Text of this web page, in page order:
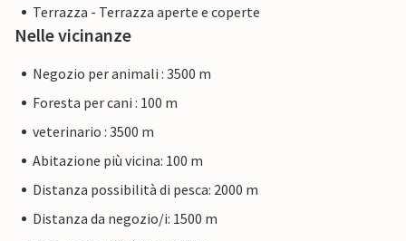
Terrazza - Terrazza aperte e coperte
Nelle vicinanze
Negozio per animali : 3500 m
Foresta per cani : 100 m
veterinario : 3500 m
Abitazione più vicina: 100 m
Distanza possibilità di pesca: 2000 m
Distanza da negozio/i: 1500 m